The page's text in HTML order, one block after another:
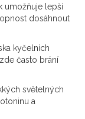
umožňuje lepší
dosáhnout
kyčelních
často brání
světelných
a